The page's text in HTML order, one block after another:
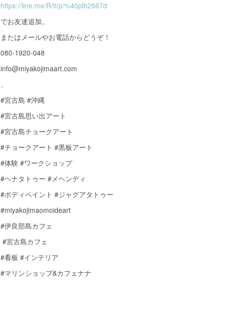
https://line.me/R/ti/p/%40plh2567d
でお友達追加。
またはメールやお電話からどうぞ！
080-1920-048
info@miyakojimaart.com
、
#宮古島 #沖縄
#宮古島思い出アート
#宮古島チョークアート
#チョークアート #黒板アート
#体験 #ワークショップ
#ヘナタトゥー #メヘンディ
#ボディペイント #ジャグアタトゥー
#miyakojimaomoideart
#伊良部島カフェ
#宮古島カフェ
#看板 #インテリア
#マリンショップ&カフェナナ